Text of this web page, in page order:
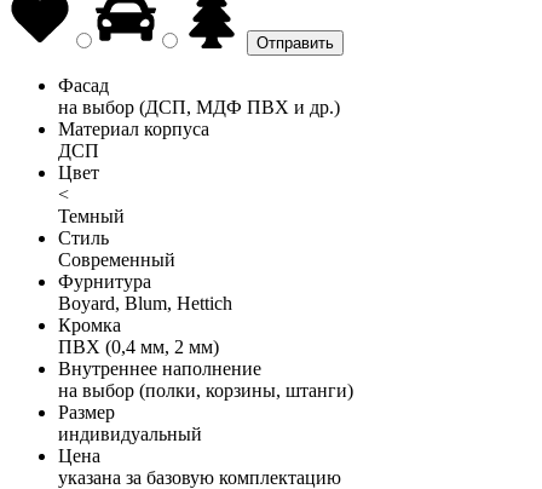
Фасад
на выбор (ДСП, МДФ ПВХ и др.)
Материал корпуса
ДСП
Цвет
<
Темный
Стиль
Современный
Фурнитура
Boyard, Blum, Hettich
Кромка
ПВХ (0,4 мм, 2 мм)
Внутреннее наполнение
на выбор (полки, корзины, штанги)
Размер
индивидуальный
Цена
указана за базовую комплектацию